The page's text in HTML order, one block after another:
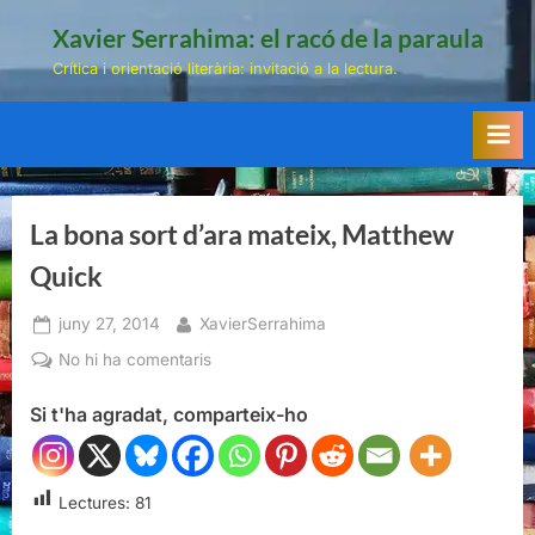
Xavier Serrahima: el racó de la paraula
Crítica i orientació literària: invitació a la lectura.
La bona sort d’ara mateix, Matthew
Quick
Posted
on
juny 27, 2014 By
XavierSerrahima
No hi ha comentarisa
bona
sort
d’ara
Si t'ha agradat, comparteix-ho
Lectures: 81